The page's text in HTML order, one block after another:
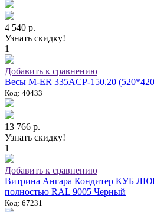
4 540 р.
Узнать скидку!
1
Добавить к сравнению
Весы M-ER 335ACP-150.20
Код: 40433
13 766 р.
Узнать скидку!
1
Добавить к сравнению
Витрина Ангара Кондитер КУБ
полностью RAL 9005 Черный
Код: 67231